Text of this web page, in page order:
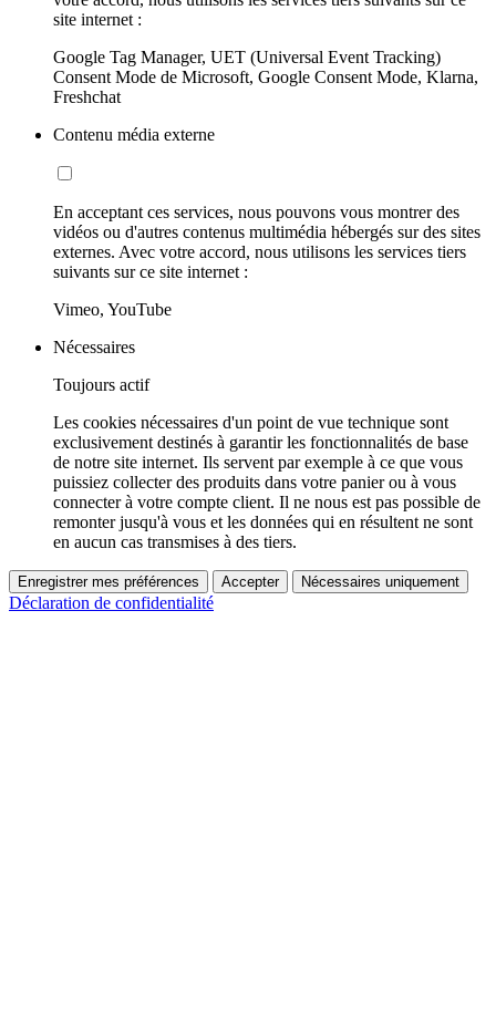
site internet :
Google Tag Manager, UET (Universal Event Tracking)
Consent Mode de Microsoft, Google Consent Mode, Klarna,
Freshchat
Contenu média externe
En acceptant ces services, nous pouvons vous montrer des
vidéos ou d'autres contenus multimédia hébergés sur des sites
externes. Avec votre accord, nous utilisons les services tiers
suivants sur ce site internet :
Vimeo, YouTube
Nécessaires
Toujours actif
Les cookies nécessaires d'un point de vue technique sont
exclusivement destinés à garantir les fonctionnalités de base
de notre site internet. Ils servent par exemple à ce que vous
puissiez collecter des produits dans votre panier ou à vous
connecter à votre compte client. Il ne nous est pas possible de
remonter jusqu'à vous et les données qui en résultent ne sont
en aucun cas transmises à des tiers.
Enregistrer mes préférences Accepter Nécessaires uniquement
Déclaration de confidentialité